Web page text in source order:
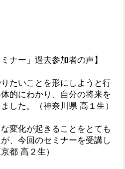
ナー」過去参加者の声】
たいことを形にしようと行
的にわかり、自分の将来を
した。（神奈川県 高１生）
変化が起きることをとても
、今回のセミナーを受講し
都 高２生）